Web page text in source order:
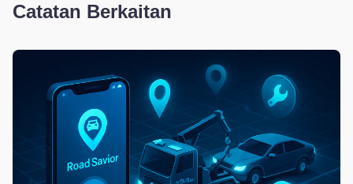
Catatan Berkaitan